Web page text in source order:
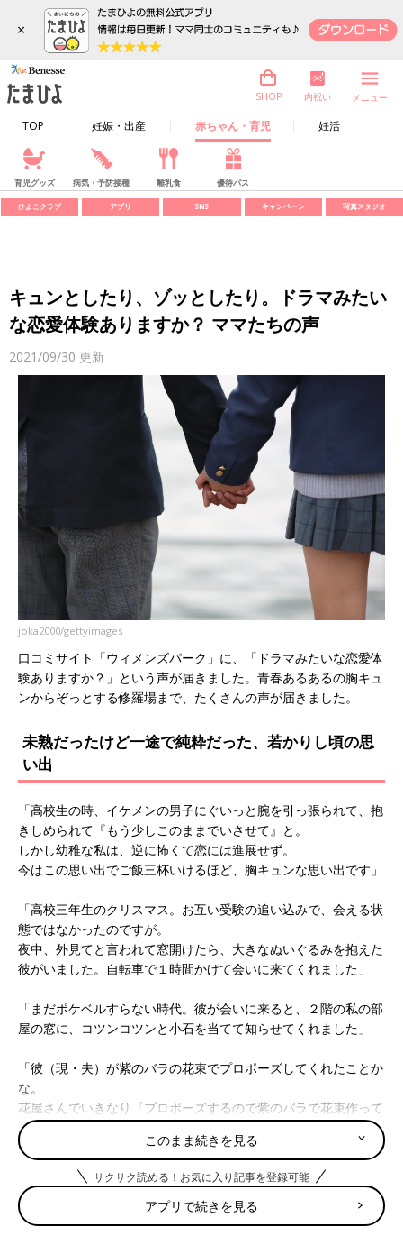
×
TOP 妊娠・出産 赤ちゃん・育児 妊活
SHOP 内祝い メニュー
育児グッズ 病気・予防接種 離乳食 優待パス
ひよこクラブ アプリ SNS キャンペーン 写真スタジオ
キュンとしたり、ゾッとしたり。ドラマみたい
な恋愛体験ありますか？ ママたちの声
2021/09/30 更新
joka2000/gettyimages
口コミサイト「ウィメンズパーク」に、「ドラマみたいな恋愛体
験ありますか？」という声が届きました。青春あるあるの胸キュ
ンからぞっとする修羅場まで、たくさんの声が届きました。
未熟だったけど一途で純粋だった、若かりし頃の思
い出
「高校生の時、イケメンの男子にぐいっと腕を引っ張られて、抱
きしめられて『もう少しこのままでいさせて』と。
しかし幼稚な私は、逆に怖くて恋には進展せず。
今はこの思い出でご飯三杯いけるほど、胸キュンな思い出です」
「高校三年生のクリスマス。お互い受験の追い込みで、会える状
態ではなかったのですが。
夜中、外見てと言われて窓開けたら、大きなぬいぐるみを抱えた
彼がいました。自転車で１時間かけて会いに来てくれました」
「まだポケベルすらない時代。彼が会いに来ると、２階の私の部
屋の窓に、コツンコツンと小石を当てて知らせてくれました」
「彼（現・夫）が紫のバラの花束でプロポーズしてくれたことか
な。
花屋さんでいきなり『プロポーズするので紫のバラで花束作って
ください』と、お願いしたら、これは責任重大と、値段の割には
相当に立派なものを作ってくれたそうです。
あのときの花屋さん、ありがとうございました！」
「男の子に肩組まれて顔を近づけて『一緒に帰ろ』と、言われま
した。
このまま続きを見る
サクサク読める！お気に入り記事を登録可能
アプリで続きを見る